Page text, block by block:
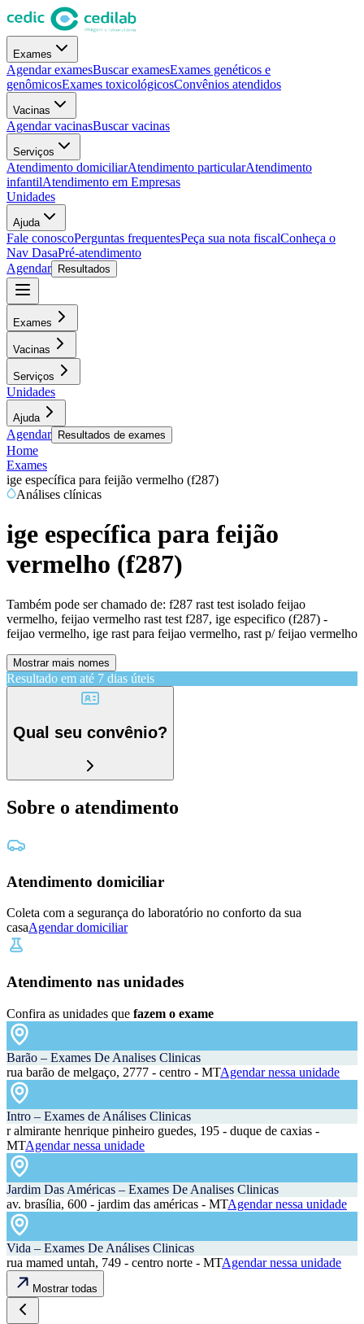
Exames
Agendar examesBuscar examesExames genéticos e
genômicosExames toxicológicosConvênios atendidos
Vacinas
Agendar vacinasBuscar vacinas
Serviços
Atendimento domiciliarAtendimento particularAtendimento
infantilAtendimento em Empresas
Unidades
Ajuda
Fale conoscoPerguntas frequentesPeça sua nota fiscalConheça o
Nav DasaPré-atendimento
Agendar
Resultados
Exames
Vacinas
Serviços
Unidades
Ajuda
Agendar Resultados de exames
Home
Exames
ige específica para feijão vermelho (f287)
Análises clínicas
ige específica para feijão
vermelho (f287)
Também pode ser chamado de: f287 rast test isolado feijao
vermelho, feijao vermelho rast test f287, ige especifico (f287) -
feijao vermelho, ige rast para feijao vermelho, rast p/ feijao vermelho
Mostrar mais nomes
Resultado em até 7 dias úteis
Qual seu convênio?
Sobre o atendimento
Atendimento domiciliar
Coleta com a segurança do laboratório no conforto da sua
casaAgendar domiciliar
Atendimento nas unidades
Confira as unidades que fazem o exame
Barão – Exames De Analises Clinicas
rua barão de melgaço, 2777 - centro - MTAgendar nessa unidade
Intro – Exames de Análises Clinicas
r almirante henrique pinheiro guedes, 195 - duque de caxias -
MTAgendar nessa unidade
Jardim Das Américas – Exames De Analises Clinicas
av. brasília, 600 - jardim das américas - MTAgendar nessa unidade
Vida – Exames De Análises Clinicas
rua mamed untah, 749 - centro norte - MTAgendar nessa unidade
Mostrar todas